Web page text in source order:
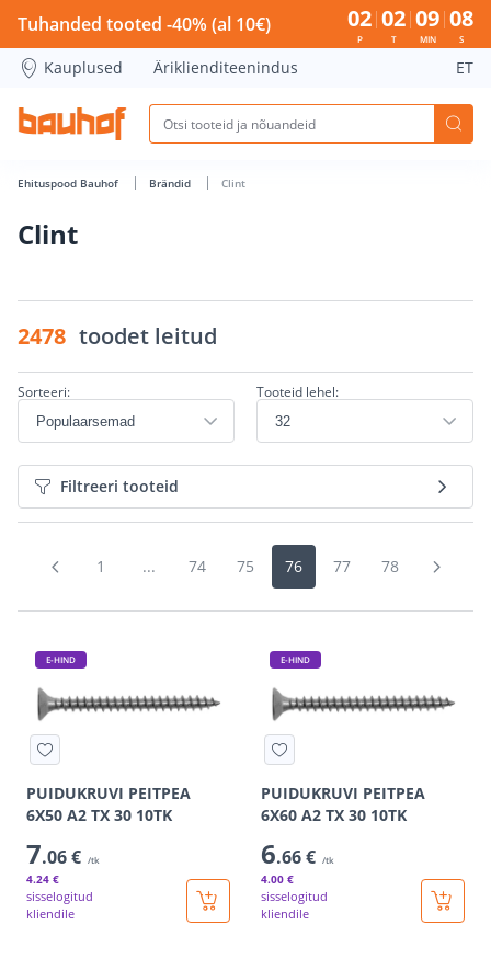
Tuhanded tooted -40% (al 10€) 02
P
02
T
09
MIN
08
S
Kauplused Äriklienditeenindus ET
Ehituspood Bauhof Brändid Clint
Clint
2478 toodet leitud
Sorteeri: Tooteid lehel:
Filtreeri tooteid
1 ... 74 75 76 77 78
E-HIND
PUIDUKRUVI PEITPEA
6X50 A2 TX 30 10TK
7.06 € /tk
4.24 €
sisselogitud
kliendile
E-HIND
PUIDUKRUVI PEITPEA
6X60 A2 TX 30 10TK
6.66 € /tk
4.00 €
sisselogitud
kliendile